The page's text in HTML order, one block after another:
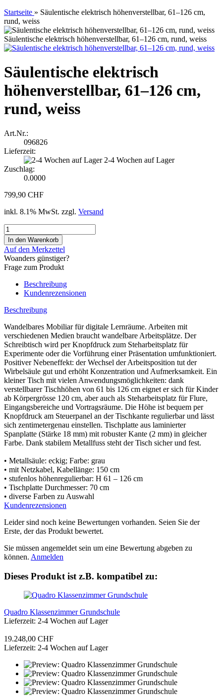
Startseite » Säulentische elektrisch höhenverstellbar, 61–126 cm,
rund, weiss
Säulentische elektrisch höhenverstellbar, 61–126 cm, rund, weiss
Säulentische elektrisch
höhenverstellbar, 61–126 cm,
rund, weiss
Art.Nr.:
096826
Lieferzeit:
2-4 Wochen auf Lager
Zuschlag:
0.0000
799,90 CHF
inkl. 8.1% MwSt. zzgl. Versand
Auf den Merkzettel
Woanders günstiger?
Frage zum Produkt
Beschreibung
Kundenrezensionen
Beschreibung
Wandelbares Mobiliar für digitale Lernräume. Arbeiten mit
verschiedenen Medien braucht wandelbare Arbeitsplätze. Der
Schreibtisch wird per Knopfdruck zum Steharbeitsplatz für
Experimente oder die Vorführung einer Präsentation umfunktioniert.
Positiver Nebeneffekt: der Wechsel der Arbeitsposition tut der
Wirbelsäule gut und erhöht Konzentration und Aufmerksamkeit. Ein
kleiner Tisch mit vielen Anwendungsmöglichkeiten: dank
verstellbarer Tischhöhen von 61 bis 126 cm eignet er sich für Kinder
ab Körpergrösse 120 cm, aber auch als Steharbeitsplatz für Flure,
Eingangsbereiche und Vortragsräume. Die Höhe ist bequem per
Knopfdruck am Steuerpanel an der Tischkante regulierbar und lässt
sich zentimetergenau einstellen. Tischplatte aus laminierter
Spanplatte (Stärke 18 mm) mit robuster Kante (2 mm) in gleicher
Farbe. Dank stabilem Metallfuss steht der Tisch sicher und fest.
• Metallsäule: eckig; Farbe: grau
• mit Netzkabel, Kabellänge: 150 cm
• stufenlos höhenregulierbar: H 61 – 126 cm
• Tischplatte Durchmesser: 70 cm
• diverse Farben zu Auswahl
Kundenrezensionen
Leider sind noch keine Bewertungen vorhanden. Seien Sie der
Erste, der das Produkt bewertet.
Sie müssen angemeldet sein um eine Bewertung abgeben zu
können. Anmelden
Dieses Produkt ist z.B. kompatibel zu:
Quadro Klassenzimmer Grundschule
Lieferzeit: 2-4 Wochen auf Lager
19.248,00 CHF
Lieferzeit: 2-4 Wochen auf Lager